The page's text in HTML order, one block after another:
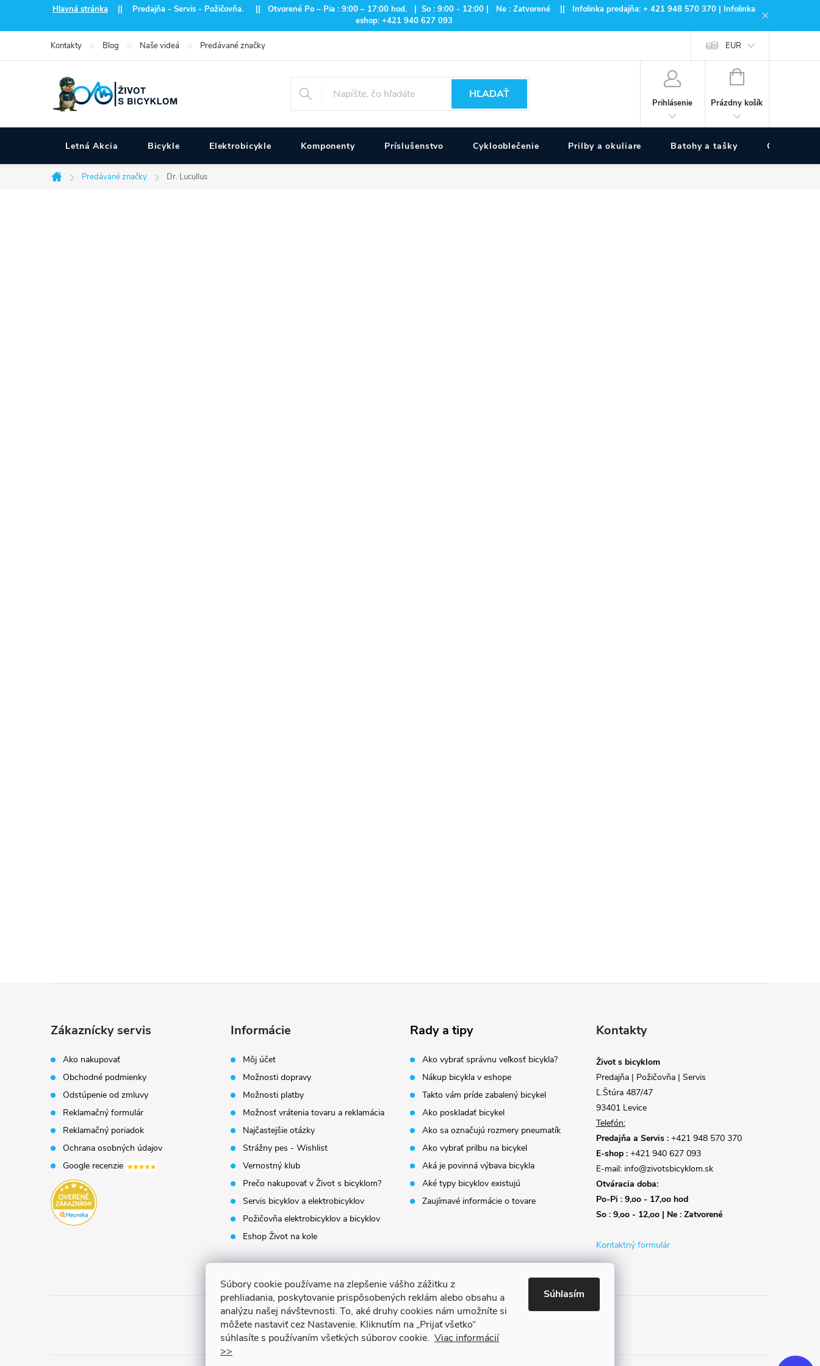
Súbory cookie používame na zlepšenie vášho zážitku z
prehliadania, poskytovanie prispôsobených reklám alebo obsahu a
analýzu našej návštevnosti. To, aké druhy cookies nám umožníte si
môžete nastaviť cez Nastavenie. Kliknutím na „Prijať všetko“
súhlasíte s používaním všetkých súborov cookie. Viac informácií
>>
Súhlasím
Hlavná stránka || Predajňa - Servis - Požičovňa. || Otvorené Po – Pia : 9:00 – 17:00 hod. | So : 9:00 - 12:00 | Ne : Zatvorené || Infolinka predajňa: + 421 948 570 370 | Infolinka
eshop: +421 940 627 093
Kontakty Blog Naše videá Predávané značky EUR
HĽADAŤ
Prihlásenie
NÁKUPNÝ
Prázdny košík
Letná Akcia Bicykle Elektrobicykle Komponenty Príslušenstvo Cyklooblečenie Prilby a okuliare Batohy a tašky Outdoor
Domov
Predávané značky Dr. Lucullus
Zákaznícky servis
Ako nakupovať
Obchodné podmienky
Odstúpenie od zmluvy
Reklamačný formulár
Reklamačný poriadok
Ochrana osobných údajov
Google recenzie
Informácie
Môj účet
Možnosti dopravy
Možnosti platby
Možnosť vrátenia tovaru a reklamácia
Najčastejšie otázky
Strážny pes - Wishlist
Vernostný klub
Prečo nakupovať v Život s bicyklom?
Servis bicyklov a elektrobicyklov
Požičovňa elektrobicyklov a bicyklov
Eshop Život na kole
Rady a tipy
Ako vybrať správnu veľkosť bicykla?
Nákup bicykla v eshope
Takto vám príde zabalený bicykel
Ako poskladať bicykel
Ako sa označujú rozmery pneumatík
Ako vybrať prilbu na bicykel
Aká je povinná výbava bicykla
Aké typy bicyklov existujú
Zaujímavé informácie o tovare
Kontakty
Život s bicyklom
Predajňa | Požičovňa | Servis
Ľ.Štúra 487/47
93401 Levice
Telefón:
Predajňa a Servis :+421 948 570 370
E-shop : +421 940 627 093
E-mail: info@zivotsbicyklom.sk
Otváracia doba:
Po-Pi : 9,oo - 17,oo hod
So : 9,oo - 12,oo | Ne : Zatvorené
Kontaktný formulár
Poslať